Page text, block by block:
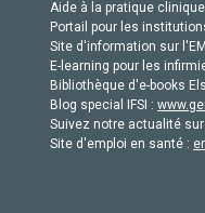
Aide à la pratique
Portail pour les
Site d'information sur
E-learning pour les
Bibliothèque d'e-books
Blog special IFSI :
Suivez notre actualité
Site d'emploi en santé :